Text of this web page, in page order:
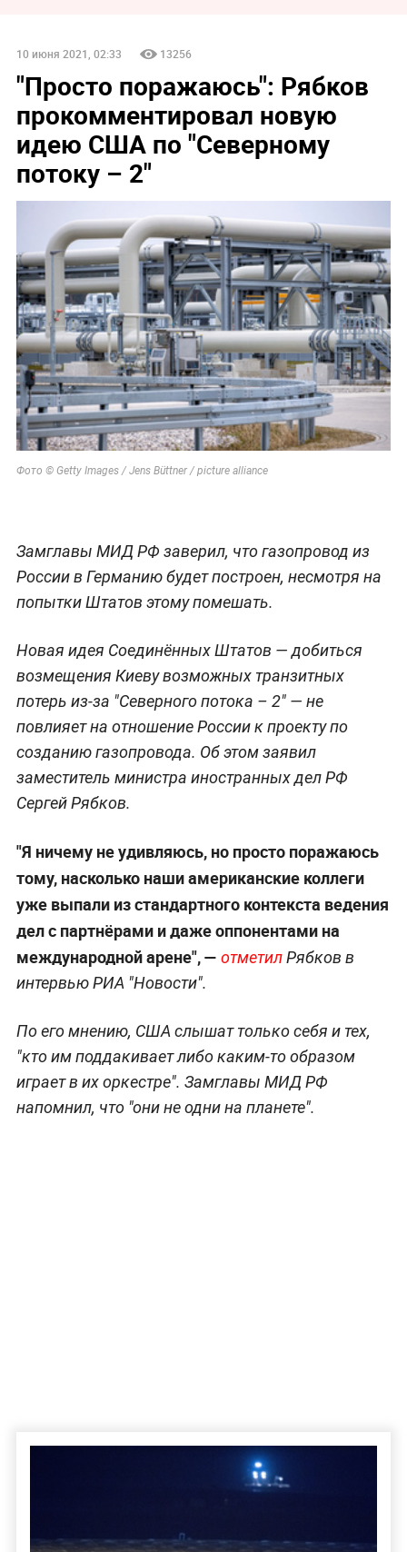
10 июня 2021, 02:33 13256
"Просто поражаюсь": Рябков
прокомментировал новую
идею США по "Северному
потоку – 2"
Фото © Getty Images / Jens Büttner / picture alliance
Замглавы МИД РФ заверил, что газопровод из
России в Германию будет построен, несмотря на
попытки Штатов этому помешать.
Новая идея Соединённых Штатов — добиться
возмещения Киеву возможных транзитных
потерь из-за "Северного потока – 2" — не
повлияет на отношение России к проекту по
созданию газопровода. Об этом заявил
заместитель министра иностранных дел РФ
Сергей Рябков.
"Я ничему не удивляюсь, но просто поражаюсь
тому, насколько наши американские коллеги
уже выпали из стандартного контекста ведения
дел с партнёрами и даже оппонентами на
международной арене", — отметилРябков в
интервью РИА "Новости".
По его мнению, США слышат только себя и тех,
"кто им поддакивает либо каким-то образом
играет в их оркестре". Замглавы МИД РФ
напомнил, что "они не одни на планете".